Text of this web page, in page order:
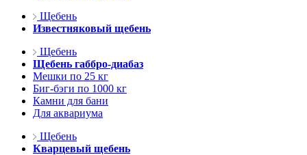
Щебень
Известняковый щебень
Щебень
Щебень габбро-диабаз
Мешки по 25 кг
Биг-бэги по 1000 кг
Камни для бани
Для аквариума
Щебень
Кварцевый щебень